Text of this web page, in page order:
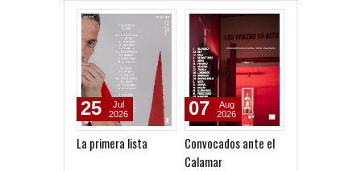
La primera lista
25
Jul
2026
Convocados ante el
Calamar
07
Aug
2026